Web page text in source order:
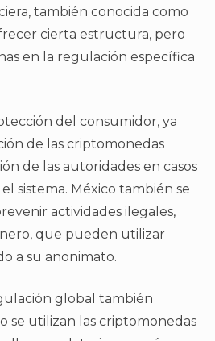
también conocida como
cierta estructura, pero
en la regulación específica
del consumidor, ya
de las criptomonedas
de las autoridades en casos
sistema. México también se
actividades ilegales,
que pueden utilizar
a su anonimato.
global también
se utilizan las criptomonedas